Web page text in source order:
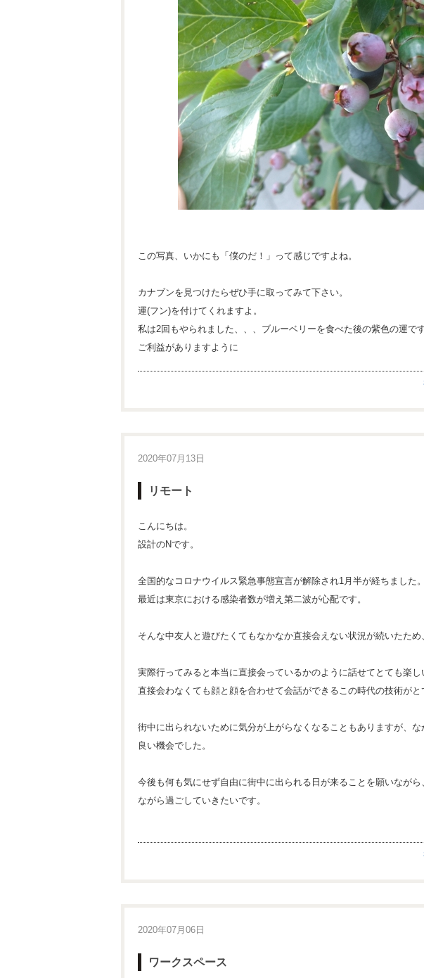
この写真、いかにも「僕のだ！」って感じですよね。
カナブンを見つけたらぜひ手に取ってみて下さい。
運(フン)を付けてくれますよ。
私は2回もやられました、、、ブルーベリーを食べた後の紫色の運です
ご利益がありますように
2020年07月13日
リモート
こんにちは。
設計のNです。
全国的なコロナウイルス緊急事態宣言が解除され1月半が経ちました。
最近は東京における感染者数が増え第二波が心配です。
そんな中友人と遊びたくてもなかなか直接会えない状況が続いたた
実際行ってみると本当に直接会っているかのように話せてとても楽し
直接会わなくても顔と顔を合わせて会話ができるこの時代の技術が
街中に出られないために気分が上がらなくなることもありますが、
良い機会でした。
今後も何も気にせず自由に街中に出られる日が来ることを願いなが
ながら過ごしていきたいです。
2020年07月06日
ワークスペース